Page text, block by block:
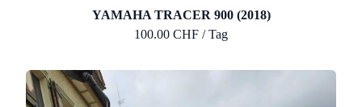
YAMAHA TRACER 900 (2018)
100.00 CHF / Tag